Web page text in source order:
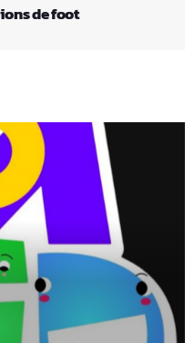
de foot